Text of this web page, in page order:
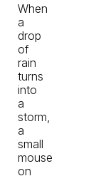
When
a
drop
of
rain
turns
into
a
storm,
a
small
mouse
on